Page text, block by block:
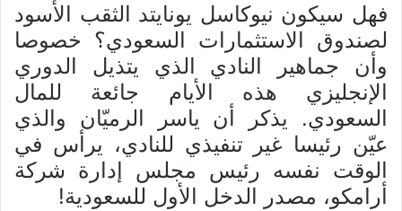
فهل سيكون نيوكاسل يونايتد الثقب الأسود
لصندوق الاستثمارات السعودي؟ خصوصا
وأن جماهير النادي الذي يتذيل الدوري
الإنجليزي هذه الأيام جائعة للمال
السعودي. يذكر أن ياسر الرميّان والذي
عيّن رئيسا غير تنفيذي للنادي، يرأس في
الوقت نفسه رئيس مجلس إدارة شركة
أرامكو، مصدر الدخل الأول للسعودية!